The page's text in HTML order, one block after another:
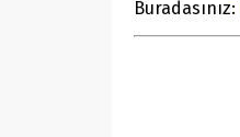
Buradasınız: